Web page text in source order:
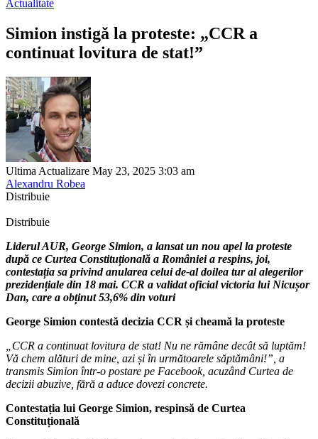
Actualitate
Simion instigă la proteste: „CCR a
continuat lovitura de stat!”
Ultima Actualizare May 23, 2025 3:03 am
Alexandru Robea
Distribuie
Distribuie
Liderul AUR, George Simion, a lansat un nou apel la proteste
după ce Curtea Constituțională a României a respins, joi,
contestația sa privind anularea celui de-al doilea tur al alegerilor
prezidențiale din 18 mai. CCR a validat oficial victoria lui Nicușor
Dan, care a obținut 53,6% din voturi
George Simion contestă decizia CCR și cheamă la proteste
„CCR a continuat lovitura de stat! Nu ne rămâne decât să luptăm!
Vă chem alături de mine, azi și în următoarele săptămâni!”, a
transmis Simion într-o postare pe Facebook, acuzând Curtea de
decizii abuzive, fără a aduce dovezi concrete.
Contestația lui George Simion, respinsă de Curtea
Constituțională